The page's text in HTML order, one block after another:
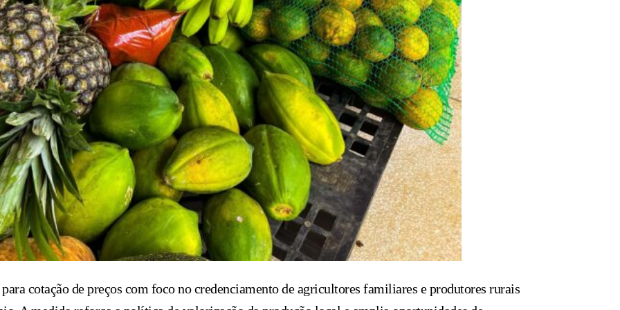
cotação de preços com foco no credenciamento de agricultores familiares e produtores rurais